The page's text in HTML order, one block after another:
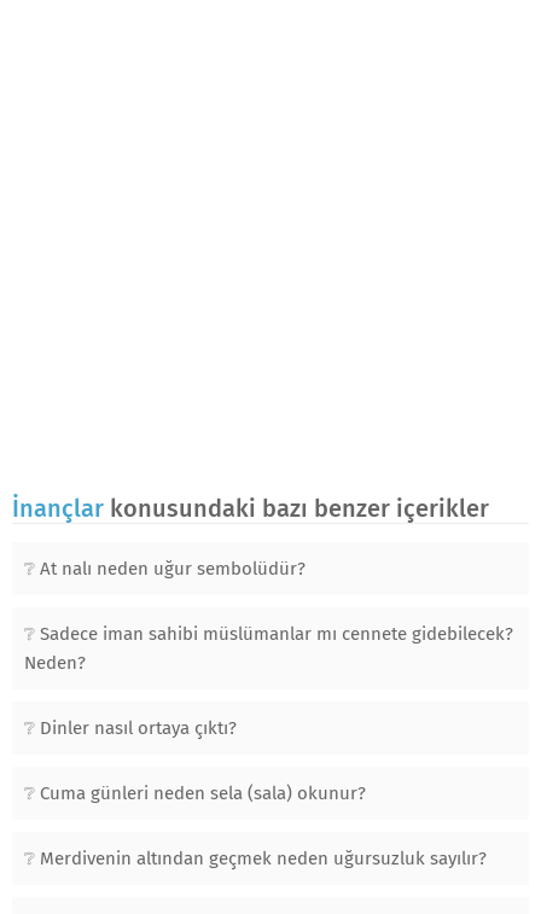
İnançlar konusundaki bazı benzer içerikler
At nalı neden uğur sembolüdür?
Sadece iman sahibi müslümanlar mı cennete gidebilecek?
Neden?
Dinler nasıl ortaya çıktı?
Cuma günleri neden sela (sala) okunur?
Merdivenin altından geçmek neden uğursuzluk sayılır?